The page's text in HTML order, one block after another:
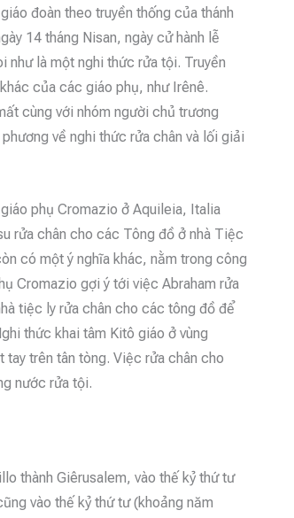
đoàn theo truyền thống của thánh
14 tháng Nisan, ngày cử hành lễ
là một nghi thức rửa tội. Truyền
của các giáo phụ, như Irênê.
cùng với nhóm người chủ trương
về nghi thức rửa chân và lối giải
phụ Cromazio ở Aquileia, Italia
rửa chân cho các Tông đồ ở nhà Tiệc
có một ý nghĩa khác, nằm trong công
Cromazio gợi ý tới việc Abraham rửa
tiệc ly rửa chân cho các tông đồ để
thức khai tâm Kitô giáo ở vùng
trên tân tòng. Việc rửa chân cho
nước rửa tội.
thành Giêrusalem, vào thế kỷ thứ tư
vào thế kỷ thứ tư (khoảng năm